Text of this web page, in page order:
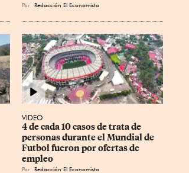
Por Redacción El Economista
VIDEO
4 de cada 10 casos de trata de
personas durante el Mundial de
Futbol fueron por ofertas de
empleo
Por Redacción El Economista